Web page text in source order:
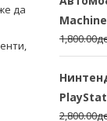
да
Machine
1,800.00
2,800.00